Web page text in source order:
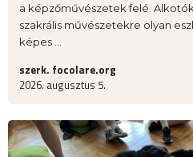
a képzőművészetek felé.
szakrális művészetekre olyan
képes ...
szerk. focolare.org
2026. augusztus 5.